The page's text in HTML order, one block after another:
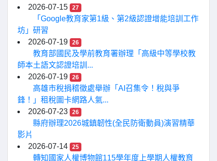
2026-07-15
27
「Google教育家第1級、第2級認證增能培訓工作
坊」研習
2026-07-19
26
教育部國民及學前教育署辦理「高級中等學校教
師本土語文認證培訓...
2026-07-19
26
高雄市稅捐稽徵處舉辦「AI召集令！稅與爭
鋒！」租稅圖卡網路人氣...
2026-07-23
26
縣府辦理2026城鎮韌性(全民防衛動員)演習精華
影片
2026-07-14
25
轉知國家人權博物館115學年度上學期人權教育